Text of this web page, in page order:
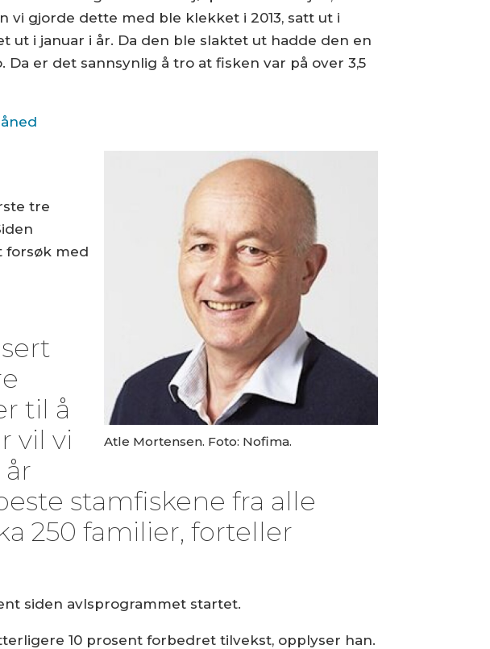
gjorde dette med ble klekket i 2013, satt ut i
ut i januar i år. Da den ble slaktet ut hadde den en
er det sannsynlig å tro at fisken var på over 3,5
Atle Mortensen. Foto: Nofima.
tre
forsøk med
til å
vil vi
stamfiskene fra alle
250 familier, forteller
siden avlsprogrammet startet.
10 prosent forbedret tilvekst, opplyser han.